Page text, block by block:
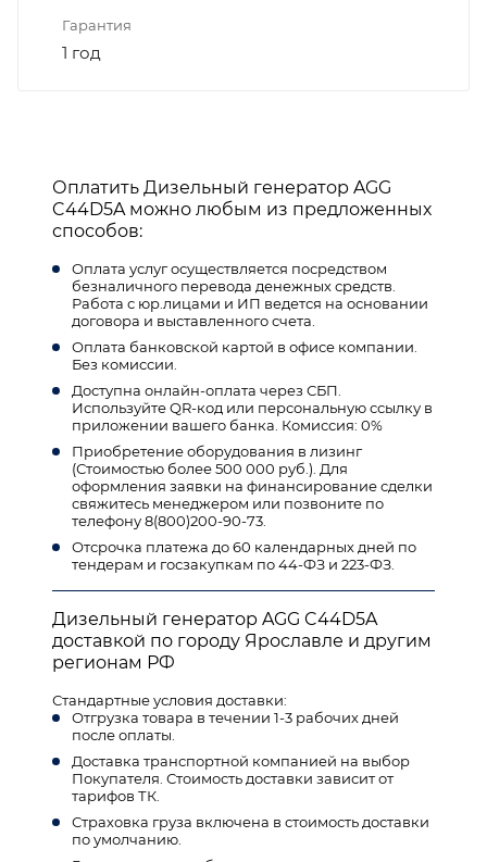
Гарантия
1 год
Оплатить Дизельный генератор AGG
C44D5A можно любым из предложенных
способов:
Оплата услуг осуществляется посредством
безналичного перевода денежных средств.
Работа с юр.лицами и ИП ведется на основании
договора и выставленного счета.
Оплата банковской картой в офисе компании.
Без комиссии.
Доступна онлайн-оплата через СБП.
Используйте QR-код или персональную ссылку в
приложении вашего банка. Комиссия: 0%
Приобретение оборудования в лизинг
(Стоимостью более 500 000 руб.). Для
оформления заявки на финансирование сделки
свяжитесь менеджером или позвоните по
телефону 8(800)200-90-73.
Отсрочка платежа до 60 календарных дней по
тендерам и госзакупкам по 44-ФЗ и 223-ФЗ.
Дизельный генератор AGG C44D5A
доставкой по городу Ярославле и другим
регионам РФ
Стандартные условия доставки:
Отгрузка товара в течении 1-3 рабочих дней
после оплаты.
Доставка транспортной компанией на выбор
Покупателя. Стоимость доставки зависит от
тарифов ТК.
Страховка груза включена в стоимость доставки
по умолчанию.